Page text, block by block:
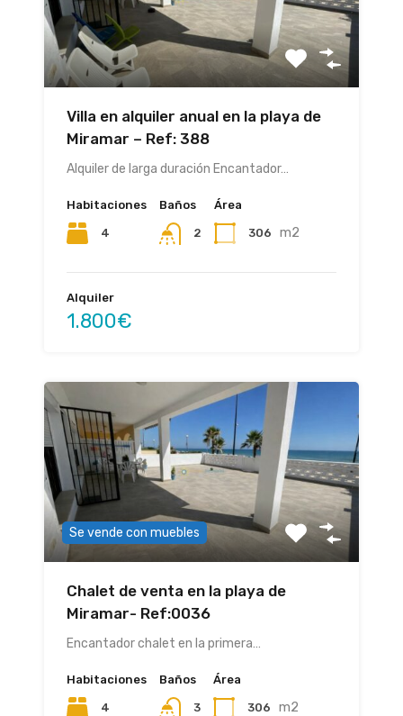
Villa en alquiler anual en la playa de
Miramar – Ref: 388
Alquiler de larga duración Encantador…
Habitaciones
4
Baños
2
Área
306 m2
Alquiler
1.800€
Se vende con muebles
Chalet de venta en la playa de
Miramar- Ref:0036
Encantador chalet en la primera…
Habitaciones
4
Baños
3
Área
306 m2